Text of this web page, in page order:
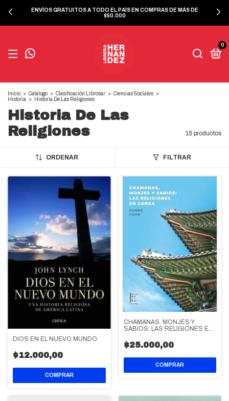
ENVÍOS GRATUITOS A TODO EL PAÍS EN COMPRAS DE MÁS DE
$90.000
0
Inicio > Catalogo > Clasificación Librosar > Ciencias Sociales >
Historia
> Historia De Las Religiones
Historia De Las
Religiones
15 productos
ORDENAR FILTRAR
DIOS EN EL NUEVO MUNDO
$12.000,00
CHAMANAS, MONJES Y
SABIOS: LAS RELIGIONES EN
$25.000,00